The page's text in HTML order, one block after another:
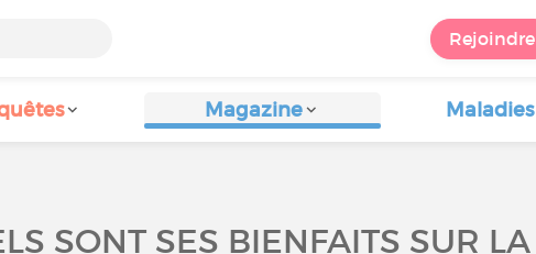
Rejoindre
Magazine Maladies
SONT SES BIENFAITS SUR LA